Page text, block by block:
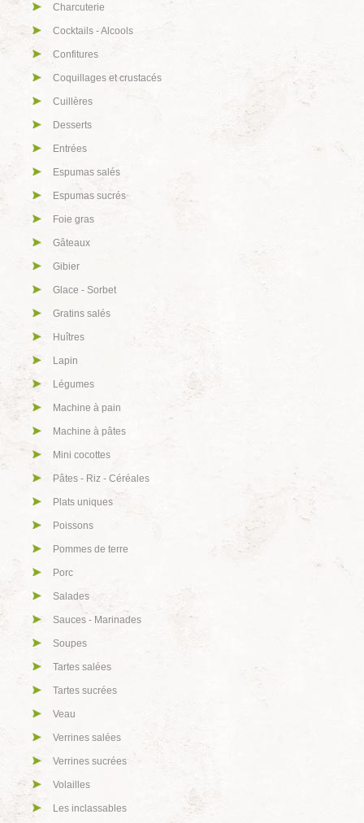
Charcuterie
Cocktails - Alcools
Confitures
Coquillages et crustacés
Cuillères
Desserts
Entrées
Espumas salés
Espumas sucrés
Foie gras
Gâteaux
Gibier
Glace - Sorbet
Gratins salés
Huîtres
Lapin
Légumes
Machine à pain
Machine à pâtes
Mini cocottes
Pâtes - Riz - Céréales
Plats uniques
Poissons
Pommes de terre
Porc
Salades
Sauces - Marinades
Soupes
Tartes salées
Tartes sucrées
Veau
Verrines salées
Verrines sucrées
Volailles
Les inclassables